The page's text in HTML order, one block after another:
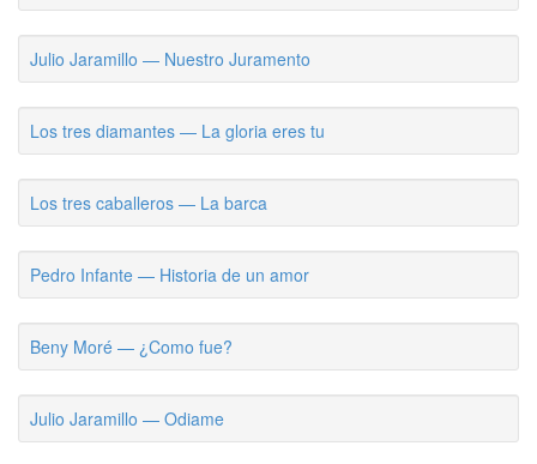
Julio Jaramillo — Nuestro Juramento
Los tres diamantes — La gloria eres tu
Los tres caballeros — La barca
Pedro Infante — Historia de un amor
Beny Moré — ¿Como fue?
Julio Jaramillo — Odiame